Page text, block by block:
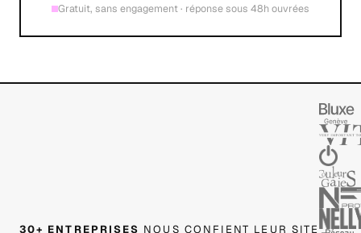
Gratuit, sans engagement · réponse sous 48h ouvrées
30+ ENTREPRISES NOUS CONFIENT LEUR SITE